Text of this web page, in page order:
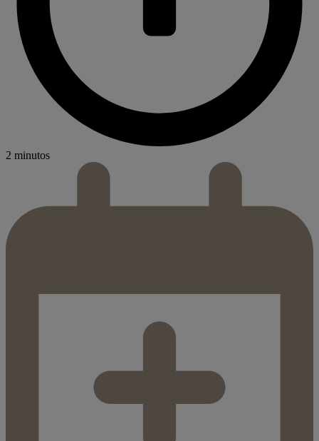
2 minutos